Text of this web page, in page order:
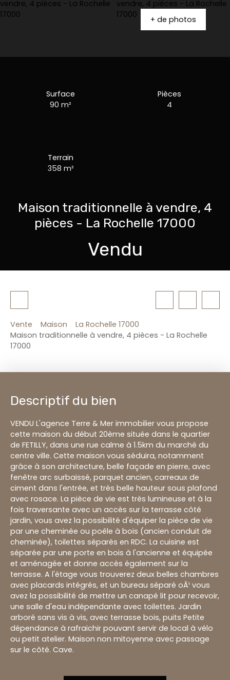
+ de photos
Surface
90m²
Pièces
4
Terrain
358 m²
Maison traditionnelle à vendre, 4
pièces - La Rochelle 17000
Vendu
Vente Maison
La Rochelle 17000
Maison traditionnelle à vendre, 4 pièces - La Rochelle
17000
Descriptif du bien
VENDU L'agence Terre & Mer immobilier vous propose
cette maison du début 20ème située dans le quartier
de FETILLY, dans une rue calme à 1.5km du marché du
centre ville. Cette maison vous séduira, notamment
grâce à son architecture, belle façade en pierre, avec
fenêtre arc surbaissé, parquet ancien, carreaux de
ciment dans l'entrée, et très belle hauteur sous plafond
avec rosace. La pièce de vie est très lumineuse et à la
fois traversante avec un accès sur la terrasse côté
jardin, vous avez la possibilité d'équiper la pièce de vie
par une cheminée ou poêle à bois (ancien conduit de
cheminée), toilettes séparés en RDC. La cuisine est
séparée par une porte en bois à l'ancienne et équipée
et aménagée et donne accès également sur la
terrasse. A l'étage vous trouverez deux belles chambres
avec placards intégrés, et un bureau séparé oÃ¹ vous
avez la possibilité de mettre un canapé lit pour recevoir,
une salle d'eau indépendante avec toilettes. Jardin
arboré sans vis à vis, avec terrasse bois, puits Petite
dépendance à rafraichir pouvant servir de local à vélo
ou petit atelier. Maison non mitoyenne avec passage
sur le côté. Cave.